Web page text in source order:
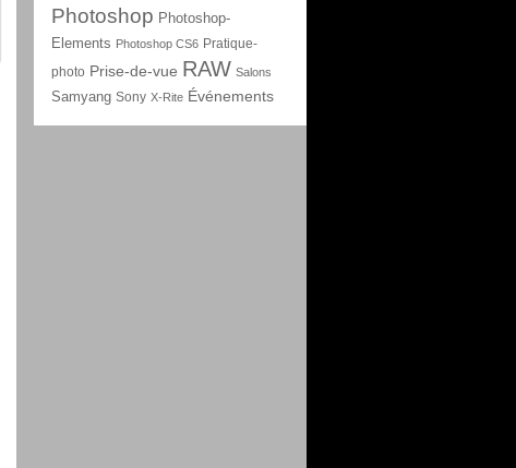
Photoshop Photoshop-
Elements Photoshop CS6 Pratique-
photo Prise-de-vue RAW Salons
Samyang Sony X-Rite Événements